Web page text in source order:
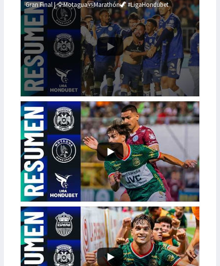
Gran Final | 🦅Motagua🆚Marathón🦖 #LigaHondubet